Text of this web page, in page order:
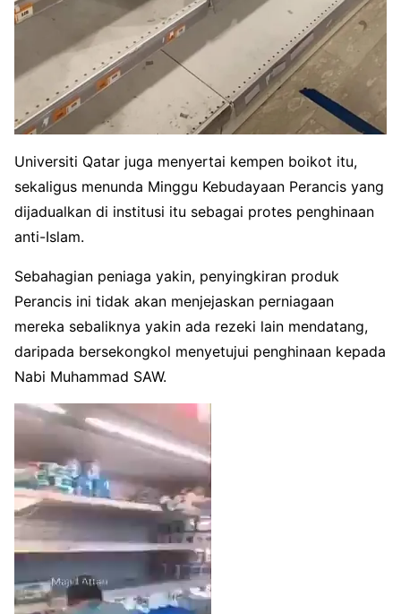
Universiti Qatar juga menyertai kempen boikot itu,
sekaligus menunda Minggu Kebudayaan Perancis yang
dijadualkan di institusi itu sebagai protes penghinaan
anti-Islam.
Sebahagian peniaga yakin, penyingkiran produk
Perancis ini tidak akan menjejaskan perniagaan
mereka sebaliknya yakin ada rezeki lain mendatang,
daripada bersekongkol menyetujui penghinaan kepada
Nabi Muhammad SAW.